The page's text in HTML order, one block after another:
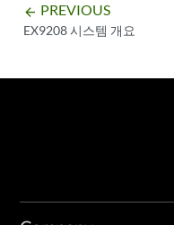
arrow_backward PREVIOUS
EX9208 시스템 개요